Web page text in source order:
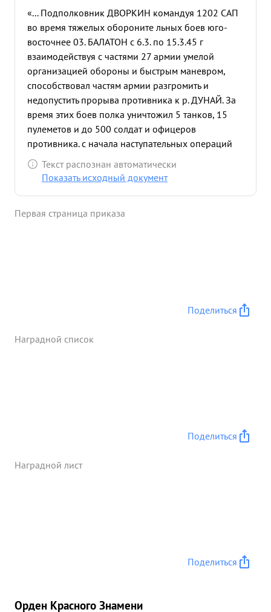
«... Подполковник ДВОРКИН командуя 1202 САП
во время тяжелых обороните льных боев юго-
восточнее 03. БАЛАТОН с 6.3. по 15.3.45 г
взаимодействуя с частями 27 армии умелой
организацией обороны и быстрым маневром,
способствовал частям армии разгромить и
недопустить прорыва противника к р. ДУНАЙ. За
время этих боев полка уничтожил 5 танков, 15
пулеметов и до 500 солдат и офицеров
противника. с начала наступательных операций
полк под командованием Подполковника
ДВОРКИНА находясь в боевых порядках пехоты
местности полк прошел с боями 350 км. В
тактически грамотный командир Организовать
решителен. ...»
Текст распознан автоматически
Показать исходный документ
Первая страница приказа
Поделиться
Наградной список
Поделиться
Наградной лист
Поделиться
Орден Красного Знамени